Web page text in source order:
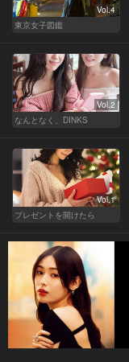
Vol.4
東京女子図鑑
Vol.2
なんとなく、DINKS
Vol.1
プレゼントを開けたら